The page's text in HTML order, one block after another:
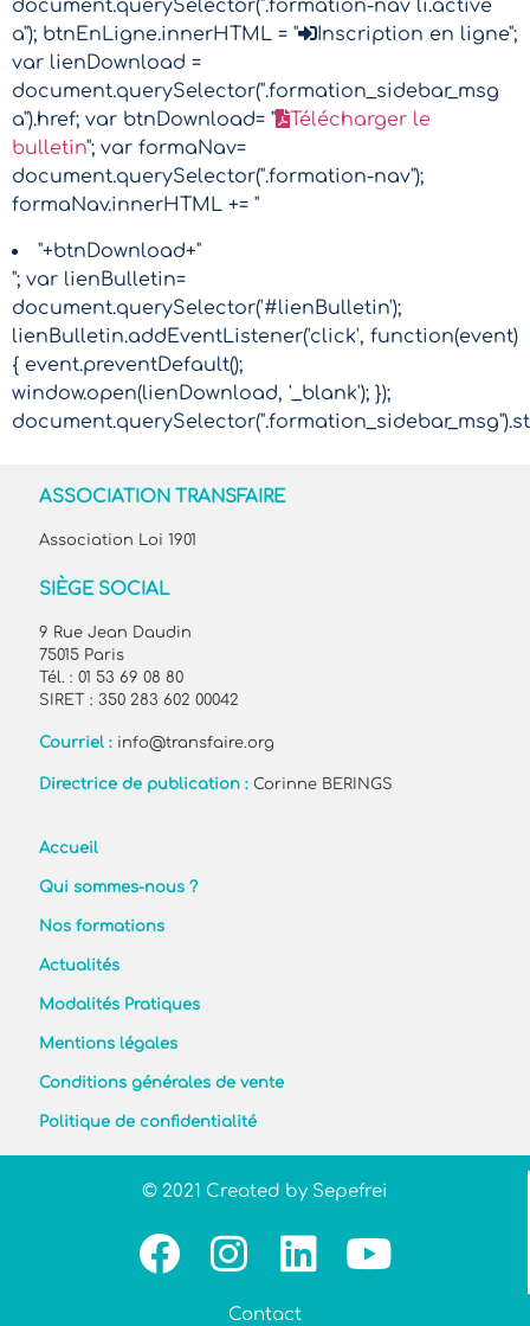
document.querySelector(".formation-nav li.active
a"); btnEnLigne.innerHTML = "
Inscription en ligne";
var lienDownload =
document.querySelector(".formation_sidebar_msg
a").href; var btnDownload= "
Télécharger le
bulletin"; var formaNav=
document.querySelector(".formation-nav");
formaNav.innerHTML += "
"+btnDownload+"
"; var lienBulletin=
document.querySelector('#lienBulletin');
lienBulletin.addEventListener('click', function(event)
{ event.preventDefault();
window.open(lienDownload, '_blank'); });
ASSOCIATION TRANSFAIRE
Association Loi 1901
SIÈGE SOCIAL
9 Rue Jean Daudin
75015 Paris
Tél. : 01 53 69 08 80
SIRET : 350 283 602 00042
Courriel : info@transfaire.org
Directrice de publication :Corinne BERINGS
Accueil
Qui sommes-nous ?
Nos formations
Actualités
Modalités Pratiques
Mentions légales
Conditions générales de vente
Politique de confidentialité
© 2021 Created by Sepefrei
Contact